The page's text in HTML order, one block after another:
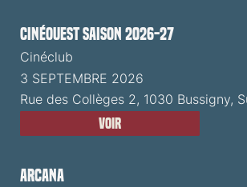
CinéOuest Saison 2026-27
Cinéclub
3 SEPTEMBRE 2026
Rue des Collèges 2, 1030 Bussigny,
Voir
ARCANA